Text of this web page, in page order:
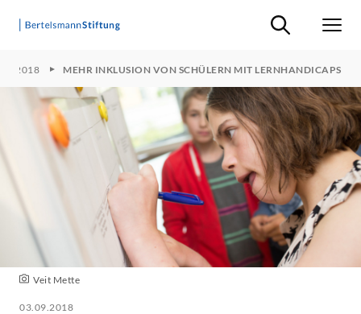
Suche ein-/
2018 MEHR INKLUSION VON SCHÜLERN MIT LERNHANDICAPS
Veit Mette
03.09.2018